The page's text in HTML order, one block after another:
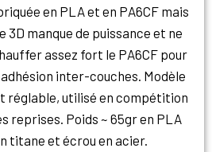
en PLA et en PA6CF mais
3D manque de puissance et ne
assez fort le PA6CF pour
inter-couches. Modèle
réglable, utilisé en compétition
reprises. Poids ~ 65gr en PLA
titane et écrou en acier.